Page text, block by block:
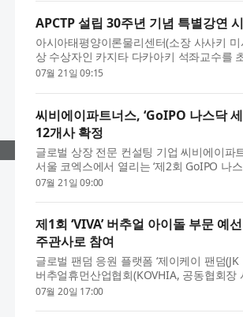
APCTP 설립 30주년 기념 특별강연
아시아태평양이론물리센터(소장 사사키
상 수상자인 카지타 다카아키 석좌교수를
혔다. 지난 15일부터 16일까지 양일간 진
07월 21일 09:15
씨비에이파트너스, ‘GoIPO 나스닥
12개사 확정
글로벌 상장 전문 컨설팅 기업 씨비에이
서울 코엑스에서 열리는 ‘제2회 GoIPO 나
폰서 라인업을 확정했다. 이번 행사에는
07월 21일 09:00
제1회 ‘VIVA’ 버추얼 아이돌 부문
주관사로 참여
글로벌 팬덤 응원 플랫폼 ‘제이케이 팬덤
버추얼휴먼산업협회(KOVHIA, 공동협회장
워드(Virtual Icon Vision Awards, 이하
07월 20일 17:00